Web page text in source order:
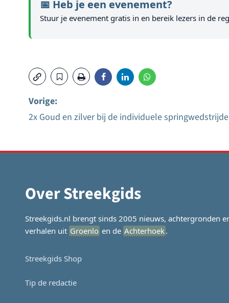
📅 Heb je een evenement?
Stuur je evenement gratis in en bereik lezers in de
navigatie
Vorige:
2x Goud en zilver bij de individuele
Over Streekgids
Streekgids.nl brengt sinds 2005 nieuws, achtergronden
verhalen uit Groenlo en de Achterhoek.
Streekgids Shop
Tip de redactie